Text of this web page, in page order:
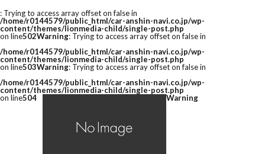
: Trying to access array offset on false in
/home/r0144579/public_html/car-anshin-navi.co.jp/wp-
content/themes/lionmedia-child/single-post.php
on line502Warning: Trying to access array offset on false in
/home/r0144579/public_html/car-anshin-navi.co.jp/wp-
content/themes/lionmedia-child/single-post.php
on line503Warning: Trying to access array offset on false in
/home/r0144579/public_html/car-anshin-navi.co.jp/wp-
content/themes/lionmedia-child/single-post.php
on line504 Warning